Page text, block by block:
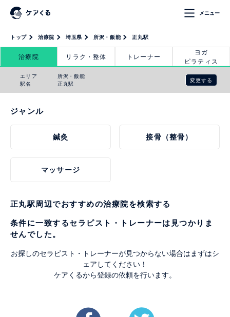
メニュー
トップ 治療院 埼玉県 所沢・飯能 正丸駅
治療院 リラク・整体 トレーナー
ヨガ
ピラティス
エリア
駅名
所沢・飯能
正丸駅
変更する
ジャンル
鍼灸 接骨（整骨）
マッサージ
正丸駅周辺でおすすめの治療院を検索する
条件に一致するセラピスト・トレーナーは見つかりま
せんでした。
お探しのセラピスト・トレーナーが見つからない場合はまずはシ
ェアしてください！
ケアくるから登録の依頼を行います。